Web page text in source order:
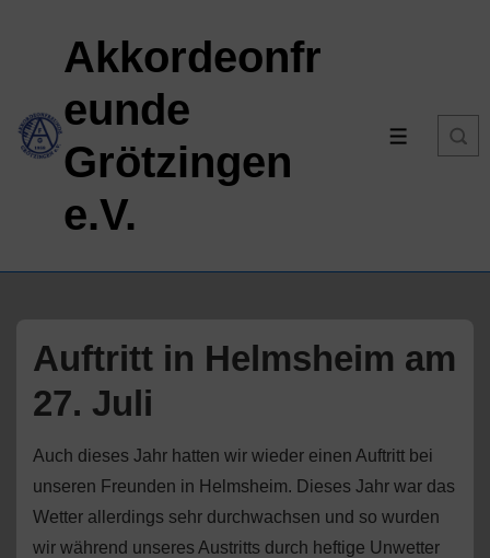
Akkordeonfr
eunde
Grötzingen
e.V.
MENÜ
Auftritt in Helmsheim am
27. Juli
Auch dieses Jahr hatten wir wieder einen Auftritt bei
unseren Freunden in Helmsheim. Dieses Jahr war das
Wetter allerdings sehr durchwachsen und so wurden
wir während unseres Austritts durch heftige Unwetter